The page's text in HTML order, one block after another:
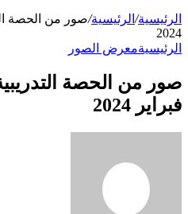
الرئيسية/ الرئيسية/
2024
الرئيسيةمعرض الصور
فبراير 2024